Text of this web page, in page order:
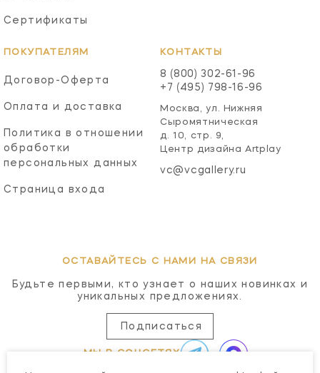
Сертификаты
ПОКУПАТЕЛЯМ
Договор-Оферта
Оплата и доставка
Политика в отношении
обработки
персональных данных
Страница входа
КОНТАКТЫ
8 (800) 302-61-96
+7 (495) 798-16-96
Москва, ул. Нижняя
Сыромятническая
д. 10, стр. 9,
Центр дизайна Artplay
vc@vcgallery.ru
ОСТАВАЙТЕСЬ С НАМИ НА СВЯЗИ
Будьте первыми, кто узнает о наших новинках и
уникальных предложениях.
Подписаться
МЫ В СОЦСЕТЯХ